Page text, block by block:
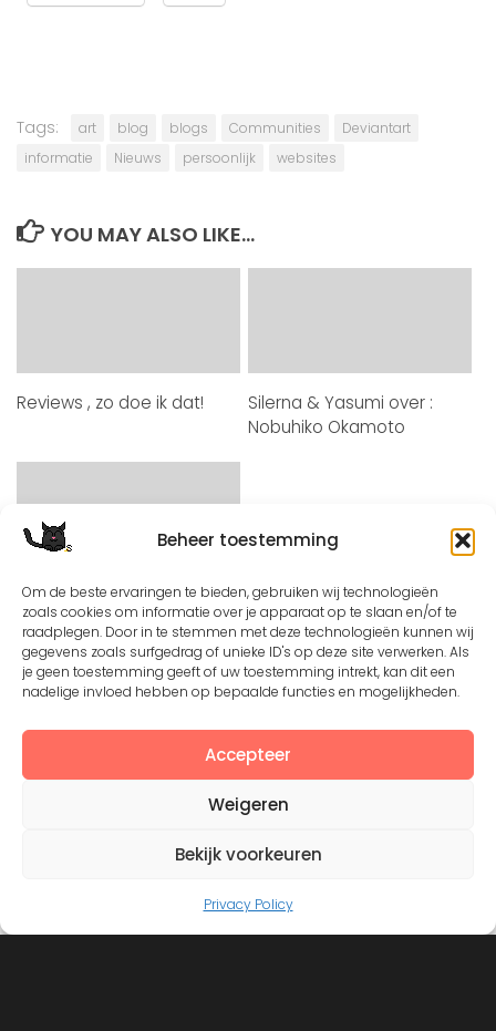
Beheer toestemming
Om de beste ervaringen te bieden, gebruiken wij technologieën
zoals cookies om informatie over je apparaat op te slaan en/of te
raadplegen. Door in te stemmen met deze technologieën kunnen wij
gegevens zoals surfgedrag of unieke ID's op deze site verwerken. Als
je geen toestemming geeft of uw toestemming intrekt, kan dit een
nadelige invloed hebben op bepaalde functies en mogelijkheden.
Accepteer
Weigeren
Bekijk voorkeuren
Privacy Policy
Tags: art blog blogs Communities
Deviantart
informatie
Nieuws persoonlijk websites
YOU MAY ALSO LIKE...
Reviews , zo doe ik dat!
Silerna & Yasumi over :
Nobuhiko Okamoto
Geen Manga updates
Except where otherwise noted, the content by©Silerna
Creative Commons Attribution-